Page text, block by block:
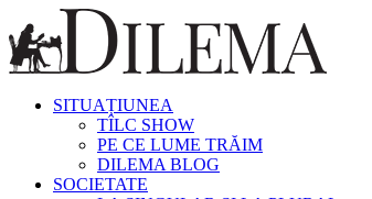
SITUAȚIUNEA
TÎLC SHOW
PE CE LUME TRĂIM
DILEMA BLOG
SOCIETATE